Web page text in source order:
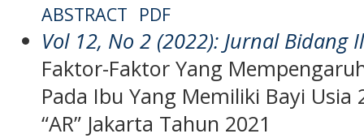
ABSTRACT PDF
Vol 12, No 2 (2022): Jurnal Bidang
Faktor-Faktor Yang
Pada Ibu Yang Memiliki Bayi
“AR” Jakarta Tahun 2021